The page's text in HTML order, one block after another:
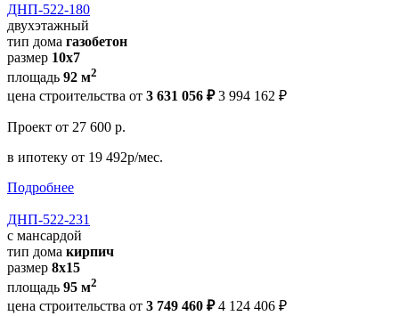
ДНП-522-180
двухэтажный
тип дома газобетон
размер 10х7
площадь 92 м2
цена строительства от 3 631 056 ₽ 3 994 162 ₽
Проект от 27 600 р.
в ипотеку от 19 492р/мес.
Подробнее
ДНП-522-231
с мансардой
тип дома кирпич
размер 8x15
площадь 95 м2
цена строительства от 3 749 460 ₽ 4 124 406 ₽